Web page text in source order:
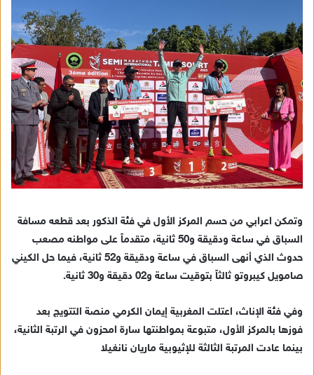
ر
ن
ي
ا
وتمكن اعرابي من حسم المركز الأول في فئة الذكور بعد قطعه مسافة
السباق في ساعة ودقيقة و50 ثانية، متقدماً على مواطنه مصعب
حدوث الذي أنهى السباق في ساعة ودقيقة و52 ثانية، فيما حل الكيني
صامويل كيبروتو ثالثاً بتوقيت ساعة و02 دقيقة و30 ثانية.
وفي فئة الإناث، اعتلت المغربية إيمان الكرمي منصة التتويج بعد
فوزها بالمركز الأول، متبوعة بمواطنتها سارة امحزون في الرتبة الثانية،
بينما عادت المرتبة الثالثة للإثيوبية ماريان نانغيلا